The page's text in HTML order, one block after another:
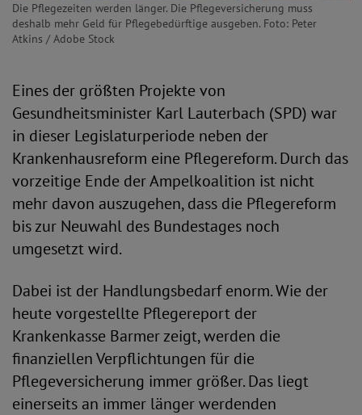
Die Pflegezeiten werden länger. Die Pflegeversicherung muss
deshalb mehr Geld für Pflegebedürftige ausgeben. Foto: Peter
Atkins / Adobe Stock
Eines der größten Projekte von
Gesundheitsminister Karl Lauterbach (SPD) war
in dieser Legislaturperiode neben der
Krankenhausreform eine Pflegereform. Durch das
vorzeitige Ende der Ampelkoalition ist nicht
mehr davon auszugehen, dass die Pflegereform
bis zur Neuwahl des Bundestages noch
umgesetzt wird.
Dabei ist der Handlungsbedarf enorm. Wie der
heute vorgestellte Pflegereport der
Krankenkasse Barmer zeigt, werden die
finanziellen Verpflichtungen für die
Pflegeversicherung immer größer. Das liegt
einerseits an immer länger werdenden